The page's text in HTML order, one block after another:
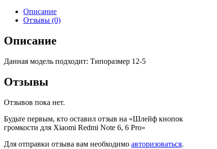
Описание
Отзывы (0)
Описание
Данная модель подходит: Типоразмер 12-5
Отзывы
Отзывов пока нет.
Будьте первым, кто оставил отзыв на «Шлейф кнопок
громкости для Xiaomi Redmi Note 6, 6 Pro»
Для отправки отзыва вам необходимо авторизоваться.